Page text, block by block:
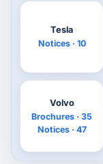
Tesla
Notices · 10
Volvo
Brochures · 35
Notices · 47